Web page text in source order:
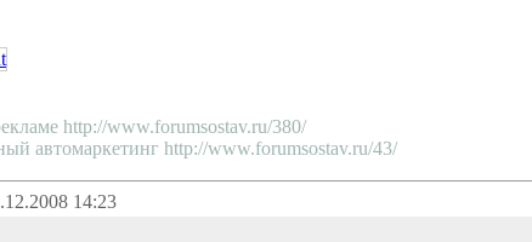
http://www.forumsostav.ru/380/
автомаркетинг http://www.forumsostav.ru/43/
14:23